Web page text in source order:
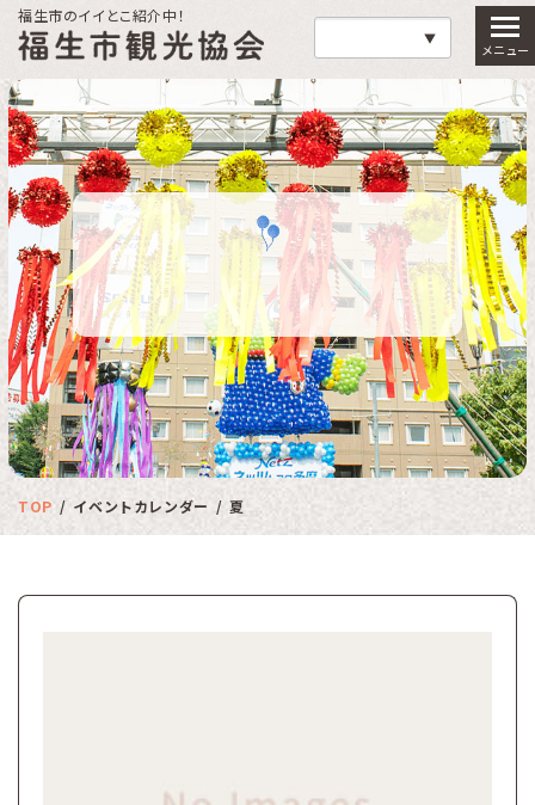
福生市のイイとこ紹介中！
福生市観光協会
TOP イベントカレンダー 夏